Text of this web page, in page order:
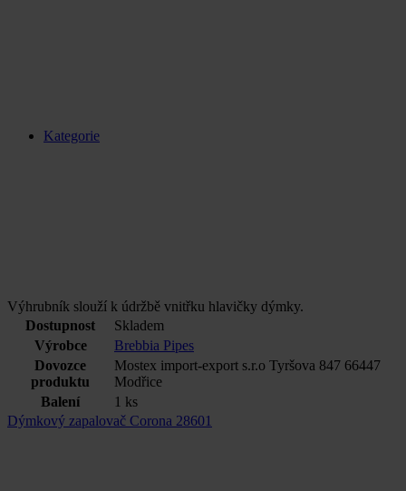
Kategorie
Výhrubník slouží k údržbě vnitřku hlavičky dýmky.
Dostupnost
Skladem
Výrobce
Brebbia Pipes
Dovozce
produktu
Mostex import-export s.r.o Tyršova 847 66447
Modřice
Balení
1 ks
Dýmkový zapalovač Corona 28601